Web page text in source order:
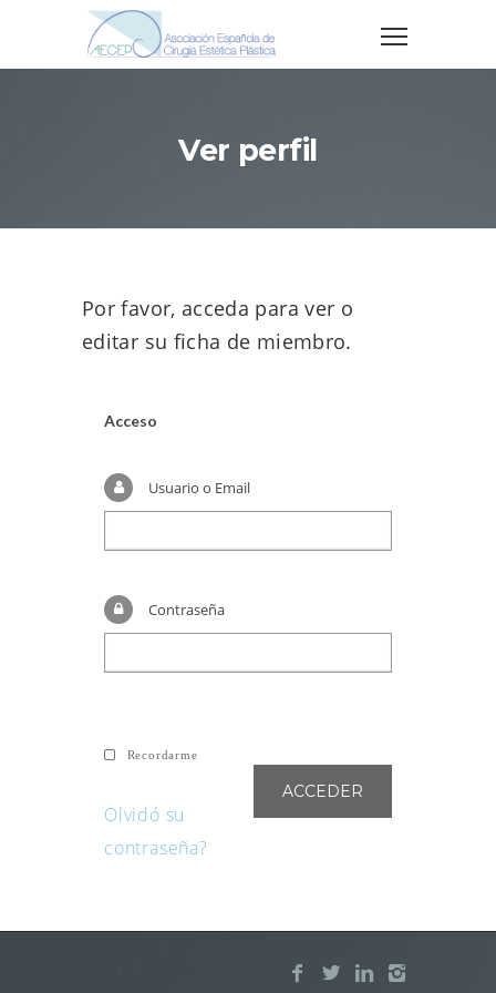
Ver perfil
Por favor, acceda para ver o
editar su ficha de miembro.
Acceso
Usuario o Email
Contraseña
Recordarme
Olvidó su
contraseña?